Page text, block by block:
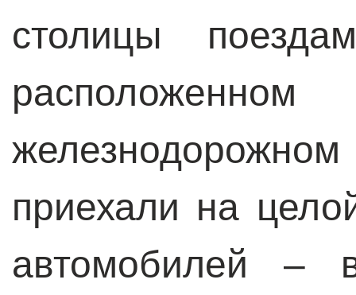
столицы
приехали на
автомобилей –